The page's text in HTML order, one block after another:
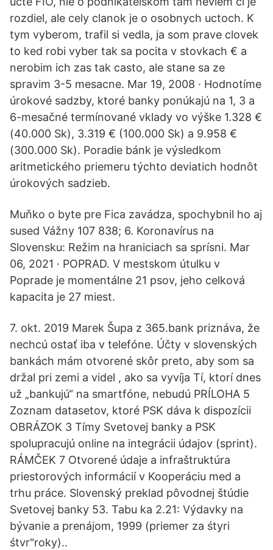
rozdiel, ale cely clanok je o osobnych uctoch. K
tym vyberom, trafil si vedla, ja som prave clovek
to ked robi vyber tak sa pocita v stovkach € a
nerobim ich zas tak casto, ale stane sa ze
spravim 3-5 mesacne. Mar 19, 2008 · Hodnotíme
úrokové sadzby, ktoré banky ponúkajú na 1, 3 a
6-mesačné termínované vklady vo výške 1.328 €
(40.000 Sk), 3.319 € (100.000 Sk) a 9.958 €
(300.000 Sk). Poradie bánk je výsledkom
aritmetického priemeru týchto deviatich hodnôt
úrokových sadzieb.
Muňko o byte pre Fica zavádza, spochybnil ho aj
sused Vážny 107 838; 6. Koronavírus na
Slovensku: Režim na hraniciach sa sprísni. Mar
06, 2021 · POPRAD. V mestskom útulku v
Poprade je momentálne 21 psov, jeho celková
kapacita je 27 miest.
7. okt. 2019 Marek Šupa z 365.bank priznáva, že
nechcú ostať iba v telefóne. Účty v slovenských
bankách mám otvorené skôr preto, aby som sa
držal pri zemi a videl , ako sa vyvíja Tí, ktorí dnes
už „bankujú“ na smartfóne, nebudú PRÍLOHA 5
Zoznam datasetov, ktoré PSK dáva k dispozícii
OBRÁZOK 3 Tímy Svetovej banky a PSK
spolupracujú online na integrácii údajov (sprint).
RÁMČEK 7 Otvorené údaje a infraštruktúra
priestorových informácií v Kooperáciu med a
trhu práce. Slovenský preklad pôvodnej štúdie
Svetovej banky 53. Tabu ka 2.21: Výdavky na
bývanie a prenájom, 1999 (priemer za śtyri
śtvr"roky)..